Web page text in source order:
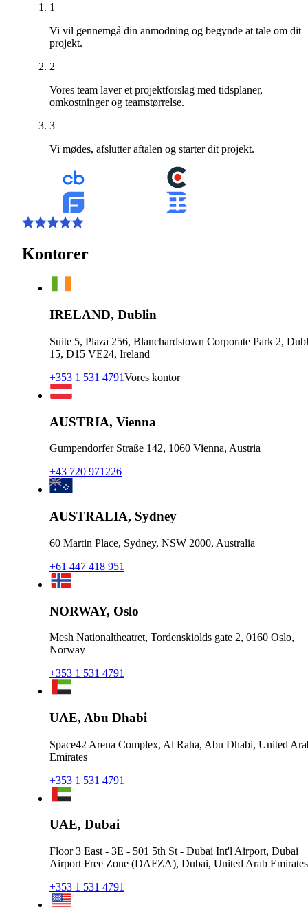
1
Vi vil gennemgå din anmodning og begynde at tale om dit
projekt.
2
Vores team laver et projektforslag med tidsplaner,
omkostninger og teamstørrelse.
3
Vi mødes, afslutter aftalen og starter dit projekt.
Kontorer
IRELAND, Dublin
Suite 5, Plaza 256, Blanchardstown Corporate Park 2,
15, D15 VE24, Ireland
+353 1 531 4791Vores kontor
AUSTRIA, Vienna
Gumpendorfer Straße 142, 1060 Vienna, Austria
+43 720 971226
AUSTRALIA, Sydney
60 Martin Place, Sydney, NSW 2000, Australia
+61 447 418 951
NORWAY, Oslo
Mesh Nationaltheatret, Tordenskiolds gate 2, 0160 Oslo,
Norway
+353 1 531 4791
UAE, Abu Dhabi
Space42 Arena Complex, Al Raha, Abu Dhabi, United
Emirates
+353 1 531 4791
UAE, Dubai
Floor 3 East - 3E - 501 5th St - Dubai Int'l Airport, Dubai
Airport Free Zone (DAFZA), Dubai, United Arab Emirates
+353 1 531 4791